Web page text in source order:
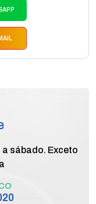
a sábado. Exceto